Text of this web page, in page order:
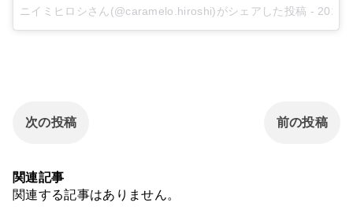
ニイミヒロシさん(@caramelo.hiroshi)がシェアした投稿 - 2018
次の投稿 前の投稿
関連記事
関連する記事はありません。